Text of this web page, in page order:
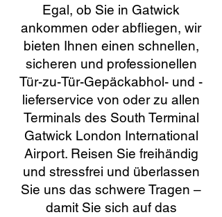
Egal, ob Sie in Gatwick
ankommen oder abfliegen, wir
bieten Ihnen einen schnellen,
sicheren und professionellen
Tür-zu-Tür-Gepäckabhol- und -
lieferservice von oder zu allen
Terminals des South Terminal
Gatwick London International
Airport. Reisen Sie freihändig
und stressfrei und überlassen
Sie uns das schwere Tragen –
damit Sie sich auf das